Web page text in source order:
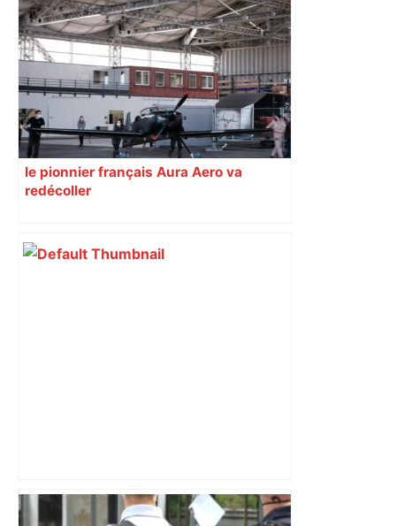
le pionnier français Aura Aero va
redécoller
Coupe de France. Angers-SCO recevra